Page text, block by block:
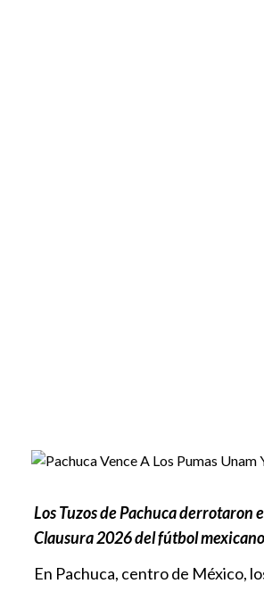
Los Tuzos de Pachuca derrotaron
Clausura 2026 del fútbol
En Pachuca, centro de México,